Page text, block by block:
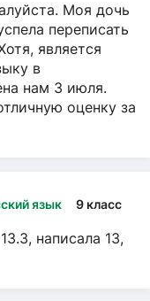
Моя дочь
переписать
является
в
нам 3 июля.
оценку за
язык 9 класс
написала 13,